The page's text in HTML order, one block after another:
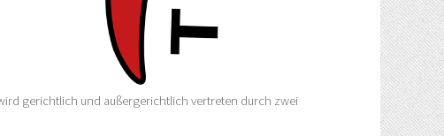
gerichtlich und außergerichtlich vertreten durch zwei